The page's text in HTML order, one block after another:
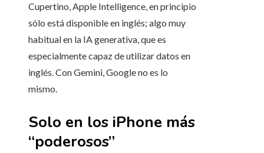
Cupertino, Apple Intelligence, en principio
sólo está disponible en inglés; algo muy
habitual en la IA generativa, que es
especialmente capaz de utilizar datos en
inglés. Con Gemini, Google no es lo
mismo.
Solo en los iPhone más
“poderosos”